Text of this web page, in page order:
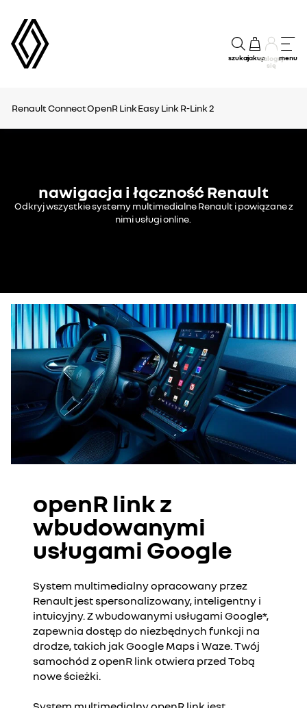
szukajzakupZaloguj
się
menu
Renault ConnectOpenR LinkEasy Link R-Link 2
nawigacja i łączność Renault
Odkryj wszystkie systemy multimedialne Renault i powiązane z
nimi usługi online.
openR link z
wbudowanymi
usługami Google
System multimedialny opracowany przez
Renault jest spersonalizowany, inteligentny i
intuicyjny. Z wbudowanymi usługami Google*,
zapewnia dostęp do niezbędnych funkcji na
drodze, takich jak Google Maps i Waze. Twój
samochód z openR link otwiera przed Tobą
nowe ścieżki.